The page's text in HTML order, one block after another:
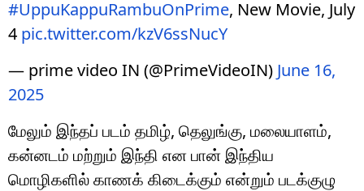
#UppuKappuRambuOnPrime, New Movie, July
4 pic.twitter.com/kzV6ssNucY
— prime video IN (@PrimeVideoIN) June 16,
2025
மேலும் இந்தப் படம் தமிழ், தெலுங்கு, மலையாளம்,
கன்னடம் மற்றும் இந்தி என பான் இந்திய
மொழிகளில் காணக் கிடைக்கும் என்றும் படக்குழு